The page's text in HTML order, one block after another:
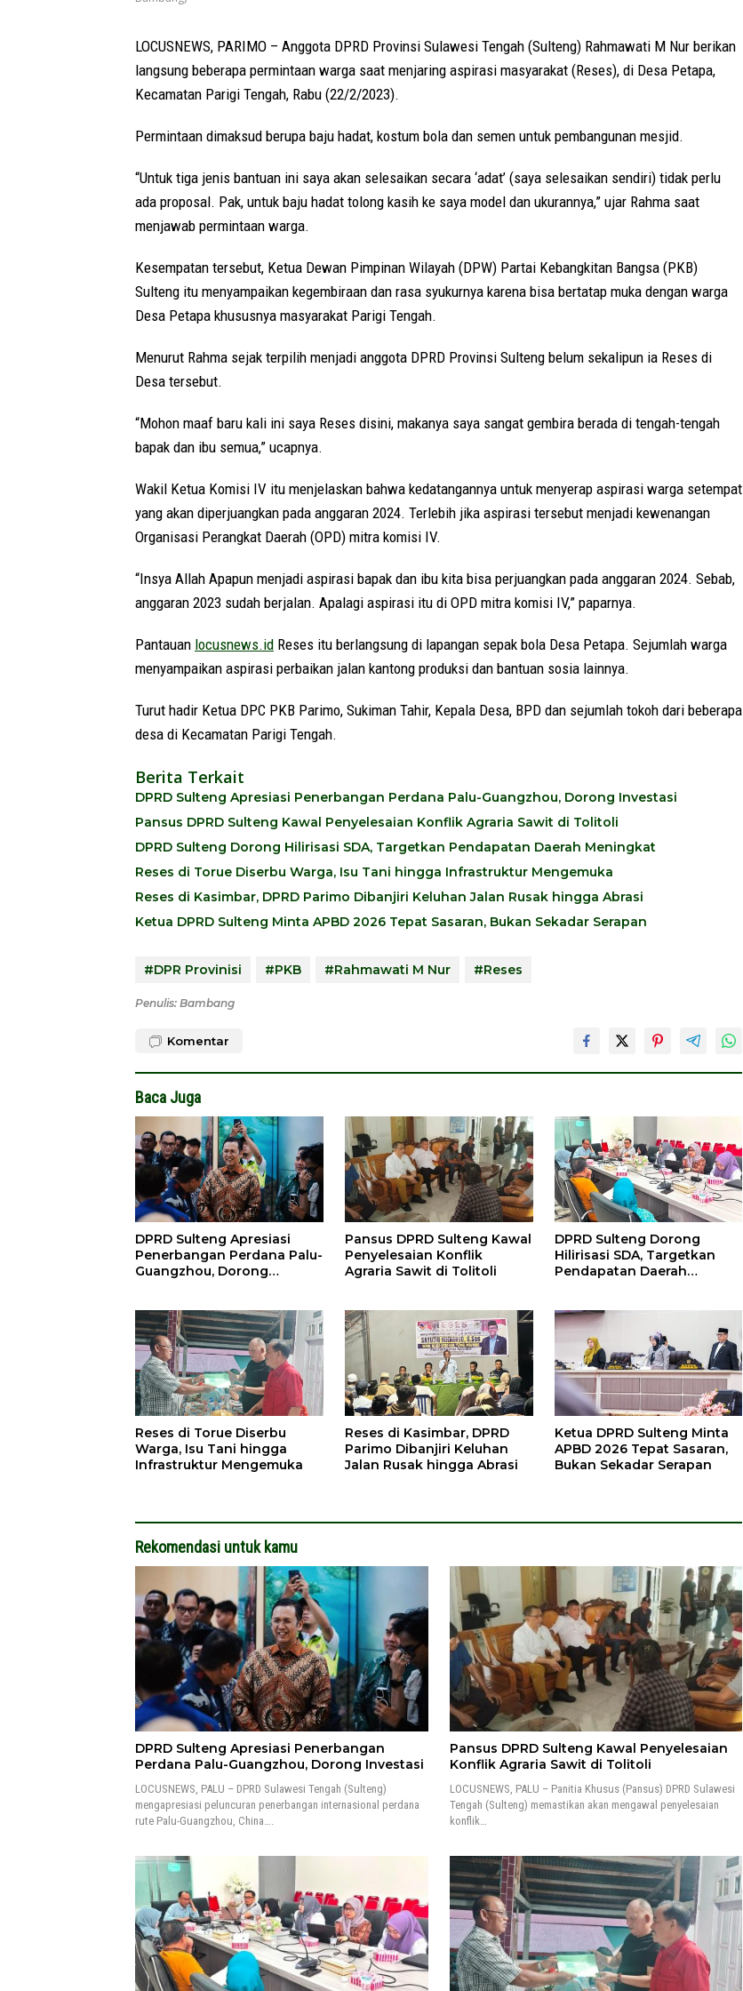
LOCUSNEWS, PARIMO – Anggota DPRD Provinsi Sulawesi Tengah (Sulteng) Rahmawati M Nur berikan
langsung beberapa permintaan warga saat menjaring aspirasi masyarakat (Reses), di Desa Petapa,
Kecamatan Parigi Tengah, Rabu (22/2/2023).
Permintaan dimaksud berupa baju hadat, kostum bola dan semen untuk pembangunan mesjid.
“Untuk tiga jenis bantuan ini saya akan selesaikan secara ‘adat’ (saya selesaikan sendiri) tidak perlu
ada proposal. Pak, untuk baju hadat tolong kasih ke saya model dan ukurannya,” ujar Rahma saat
menjawab permintaan warga.
Kesempatan tersebut, Ketua Dewan Pimpinan Wilayah (DPW) Partai Kebangkitan Bangsa (PKB)
Sulteng itu menyampaikan kegembiraan dan rasa syukurnya karena bisa bertatap muka dengan warga
Desa Petapa khususnya masyarakat Parigi Tengah.
Menurut Rahma sejak terpilih menjadi anggota DPRD Provinsi Sulteng belum sekalipun ia Reses di
Desa tersebut.
“Mohon maaf baru kali ini saya Reses disini, makanya saya sangat gembira berada di tengah-tengah
bapak dan ibu semua,” ucapnya.
Wakil Ketua Komisi IV itu menjelaskan bahwa kedatangannya untuk menyerap aspirasi warga setempat
yang akan diperjuangkan pada anggaran 2024. Terlebih jika aspirasi tersebut menjadi kewenangan
Organisasi Perangkat Daerah (OPD) mitra komisi IV.
“Insya Allah Apapun menjadi aspirasi bapak dan ibu kita bisa perjuangkan pada anggaran 2024. Sebab,
anggaran 2023 sudah berjalan. Apalagi aspirasi itu di OPD mitra komisi IV,” paparnya.
Pantauan locusnews.id Reses itu berlangsung di lapangan sepak bola Desa Petapa. Sejumlah warga
menyampaikan aspirasi perbaikan jalan kantong produksi dan bantuan sosia lainnya.
Turut hadir Ketua DPC PKB Parimo, Sukiman Tahir, Kepala Desa, BPD dan sejumlah tokoh dari beberapa
desa di Kecamatan Parigi Tengah.
Berita Terkait
DPRD Sulteng Apresiasi Penerbangan Perdana Palu-Guangzhou, Dorong Investasi
Pansus DPRD Sulteng Kawal Penyelesaian Konflik Agraria Sawit di Tolitoli
DPRD Sulteng Dorong Hilirisasi SDA, Targetkan Pendapatan Daerah Meningkat
Reses di Torue Diserbu Warga, Isu Tani hingga Infrastruktur Mengemuka
Reses di Kasimbar, DPRD Parimo Dibanjiri Keluhan Jalan Rusak hingga Abrasi
Ketua DPRD Sulteng Minta APBD 2026 Tepat Sasaran, Bukan Sekadar Serapan
#DPR Provinisi #PKB #Rahmawati M Nur #Reses
Penulis: Bambang
Komentar
Baca Juga
DPRD Sulteng Apresiasi
Penerbangan Perdana Palu-
Guangzhou, Dorong
Pansus DPRD Sulteng Kawal
Penyelesaian Konflik
Agraria Sawit di Tolitoli
DPRD Sulteng Dorong
Hilirisasi SDA, Targetkan
Pendapatan Daerah
Reses di Torue Diserbu
Warga, Isu Tani hingga
Infrastruktur Mengemuka
Reses di Kasimbar, DPRD
Parimo Dibanjiri Keluhan
Jalan Rusak hingga Abrasi
Ketua DPRD Sulteng Minta
APBD 2026 Tepat Sasaran,
Bukan Sekadar Serapan
Rekomendasi untuk kamu
DPRD Sulteng Apresiasi Penerbangan
Perdana Palu-Guangzhou, Dorong Investasi
LOCUSNEWS, PALU – DPRD Sulawesi Tengah (Sulteng)
mengapresiasi peluncuran penerbangan internasional perdana
rute Palu-Guangzhou, China….
Pansus DPRD Sulteng Kawal Penyelesaian
Konflik Agraria Sawit di Tolitoli
LOCUSNEWS, PALU – Panitia Khusus (Pansus) DPRD Sulawesi
Tengah (Sulteng) memastikan akan mengawal penyelesaian
konflik…